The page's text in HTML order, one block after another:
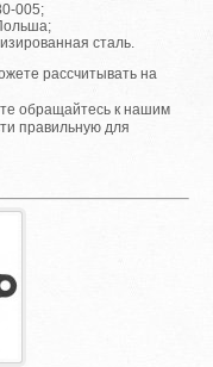
005;
сталь.
рассчитывать на
обращайтесь к нашим
правильную для